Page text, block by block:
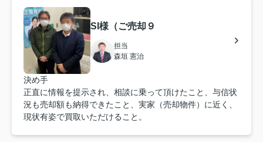
SI様（ご売却９
担当
森垣 憲治
決め手
正直に情報を提示され、相談に乗って頂けたこと、与信状
況も売却額も納得できたこと、実家（売却物件）に近く、
現状有姿で買取いただけること。